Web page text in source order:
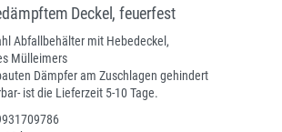
Deckel, feuerfest
Abfallbehälter mit Hebedeckel,
Mülleimers
Dämpfer am Zuschlagen gehindert
ist die Lieferzeit 5-10 Tage.